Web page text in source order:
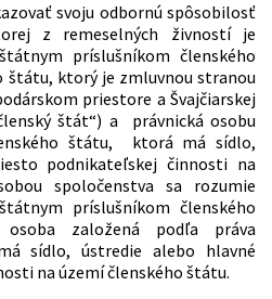
svoju odbornú spôsobilosť
z remeselných živností je
príslušníkom členského
štátu, ktorý je zmluvnou stranou
priestore a Švajčiarskej
štát“) a právnická osobu
štátu, ktorá má sídlo,
podnikateľskej činnosti na
spoločenstva sa rozumie
príslušníkom členského
založená podľa práva
sídlo, ústredie alebo hlavné
na území členského štátu.